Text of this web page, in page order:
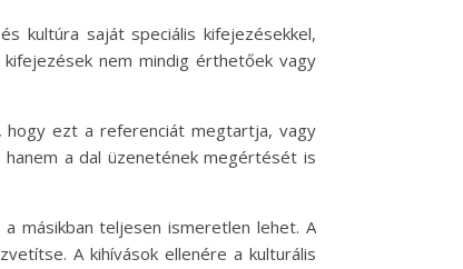
kultúra saját speciális kifejezésekkel,
kifejezések nem mindig érthetőek vagy
hogy ezt a referenciát megtartja, vagy
a dal üzenetének megértését is
másikban teljesen ismeretlen lehet. A
A kihívások ellenére a kulturális